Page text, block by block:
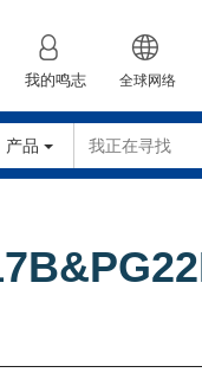
我的鸣志 全球网络
产品